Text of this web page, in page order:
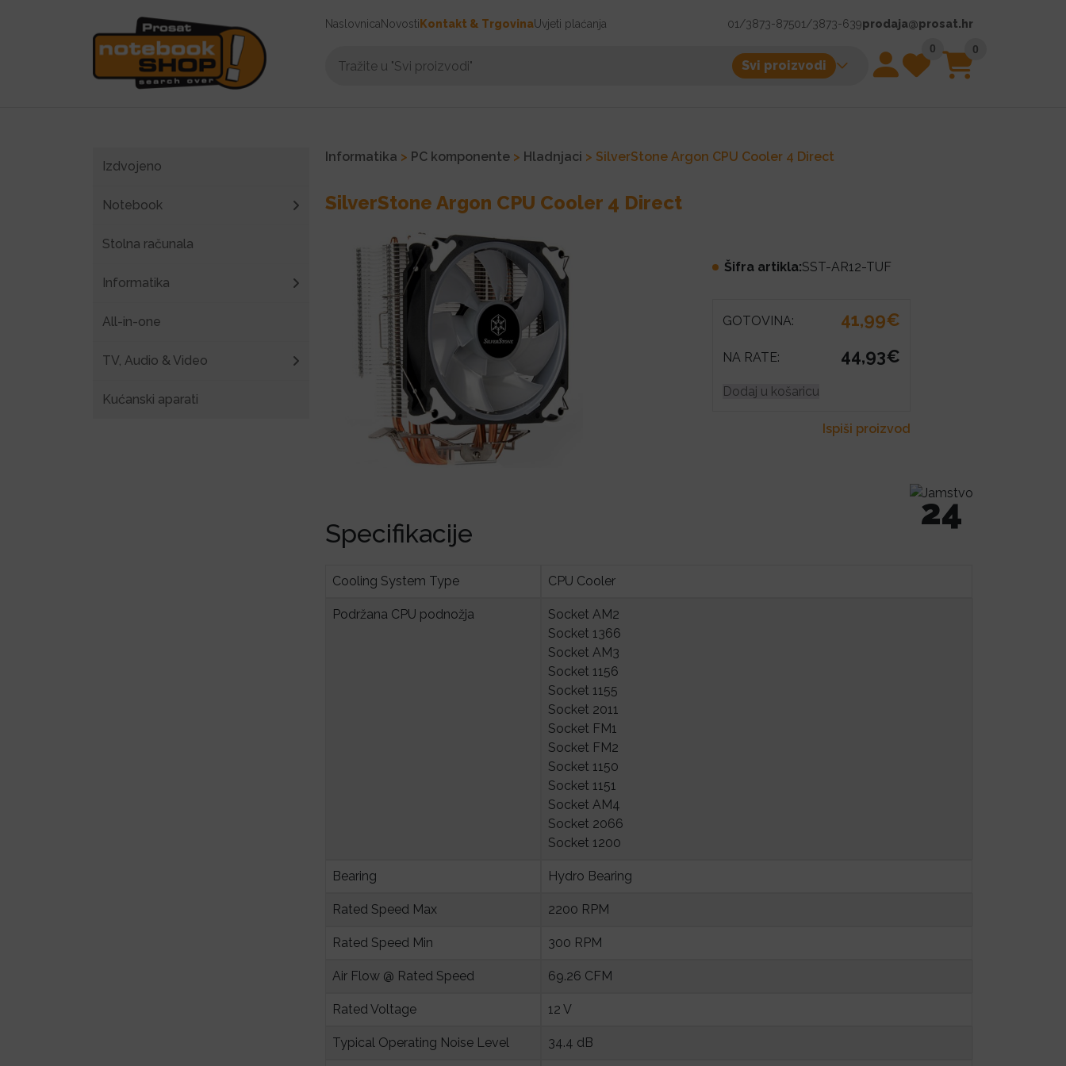
NaslovnicaNovosti Kontakt & TrgovinaUvjeti plaćanja 01/3873-87501/3873-639prodaja@prosat.hr
Svi proizvodi
0 0
Izdvojeno
Notebook
Stolna računala
Informatika
All-in-one
TV, Audio & Video
Kućanski aparati
Informatika > PC komponente> Hladnjaci > SilverStone Argon CPU Cooler 4 Direct
SilverStone Argon CPU Cooler 4 Direct
Šifra artikla:SST-AR12-TUF
GOTOVINA: 41,99€
NA RATE: 44,93€
Dodaj u košaricu
Ispiši proizvod
Specifikacije
Cooling System Type CPU Cooler
Podržana CPU podnožja
Socket AM2
Socket 1366
Socket AM3
Socket 1156
Socket 1155
Socket 2011
Socket FM1
Socket FM2
Socket 1150
Socket 1151
Socket AM4
Socket 2066
Socket 1200
Bearing Hydro Bearing
Rated Speed Max 2200 RPM
Rated Speed Min 300 RPM
Air Flow @ Rated Speed 69.26 CFM
Rated Voltage 12 V
Typical Operating Noise Level 34.4 dB
24